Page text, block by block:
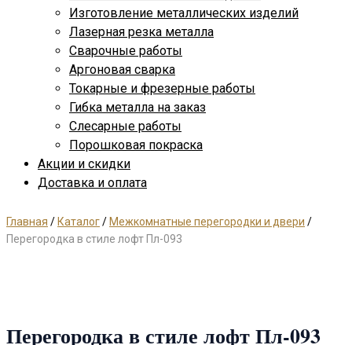
Изготовление металлических изделий
Лазерная резка металла
Сварочные работы
Аргоновая сварка
Токарные и фрезерные работы
Гибка металла на заказ
Слесарные работы
Порошковая покраска
Акции и скидки
Доставка и оплата
Главная / Каталог/ Межкомнатные перегородки и двери /
Перегородка в стиле лофт Пл-093
Перегородка в стиле лофт Пл-093